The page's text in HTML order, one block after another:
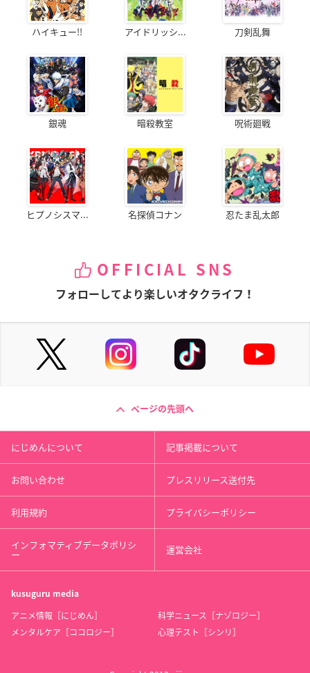
ハイキュー!! アイドリッシ... 刀剣乱舞
銀魂 暗殺教室 呪術廻戦
ヒプノシスマ... 名探偵コナン 忍たま乱太郎
OFFICIAL SNS
フォローしてより楽しいオタクライフ！
ページの先頭へ
にじめんについて 記事掲載について
お問い合わせ プレスリリース送付先
利用規約 プライバシーポリシー
インフォマティブデータポリシ
ー 運営会社
kusuguru media
アニメ情報［にじめん］
科学ニュース［ナゾロジー］
メンタルケア［ココロジー］
心理テスト［シンリ］